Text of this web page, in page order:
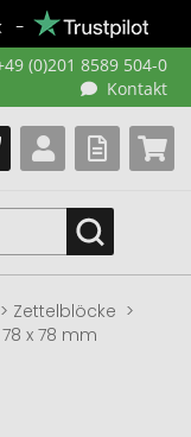
(0)201 8589 504-0
Kontakt
Zettelblöcke
x 78 mm